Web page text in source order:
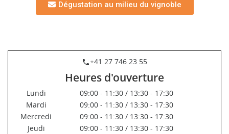
Dégustation au milieu du vignoble
phone+41 27 746 23 55
Heures d'ouverture
Lundi
09:00 - 11:30 / 13:30 - 17:30
Mardi
09:00 - 11:30 / 13:30 - 17:30
Mercredi
09:00 - 11:30 / 13:30 - 17:30
Jeudi
09:00 - 11:30 / 13:30 - 17:30